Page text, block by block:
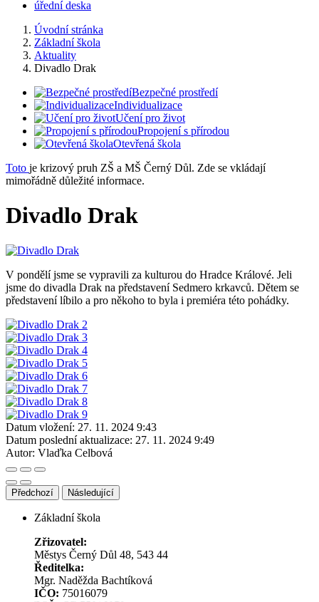
úřední deska
Úvodní stránka
Základní škola
Aktuality
Divadlo Drak
Bezpečné prostředí
Individualizace
Učení pro život
Propojení s přírodou
Otevřená škola
Toto je krizový pruh ZŠ a MŠ Černý Důl. Zde se vkládají
mimořádně důležité informace.
Divadlo Drak
V pondělí jsme se vypravili za kulturou do Hradce Králové. Jeli
jsme do divadla Drak na představení Sedmero krkavců. Dětem se
představení líbilo a pro někoho to byla i premiéra této pohádky.
Datum vložení: 27. 11. 2024 9:43
Datum poslední aktualizace: 27. 11. 2024 9:49
Autor: Vlaďka Celbová
Předchozí Následující
Základní škola
Zřizovatel:
Městys Černý Důl 48, 543 44
Ředitelka:
Mgr. Naděžda Bachtíková
IČO: 75016079